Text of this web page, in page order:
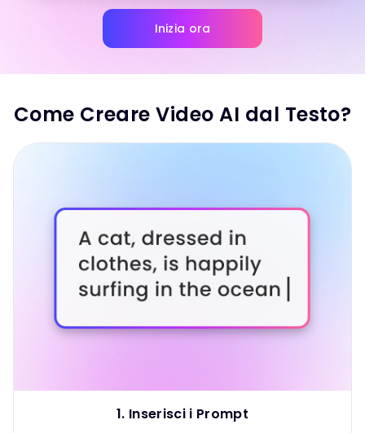
Inizia ora
Come Creare Video AI dal Testo?
1. Inserisci i Prompt